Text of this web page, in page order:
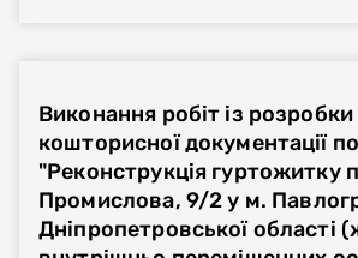
Номер плану UA-P-2024-05-03-
Тип процедури Відкриті торги
Номер договору, дата
UA-2024-05-08-
Виконання робіт із
кошторисної документації
"Реконструкція гуртожитку
Промислова, 9/2 у м.
Дніпропетровської області